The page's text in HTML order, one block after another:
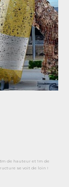
de hauteur et 1m de
se voit de loin !